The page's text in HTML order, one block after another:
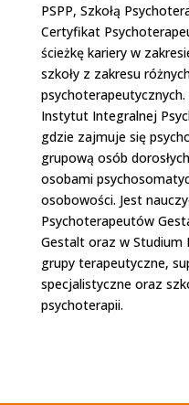
PSPP, Szkołą
Certyfikat
ścieżkę kariery w
szkoły z zakresu
psychoterapeutycznych.
Instytut Integralnej
gdzie zajmuje się
grupową osób
osobami
osobowości. Jest
Psychoterapeutów
Gestalt oraz w Studium
grupy terapeutyczne,
specjalistyczne oraz
psychoterapii.